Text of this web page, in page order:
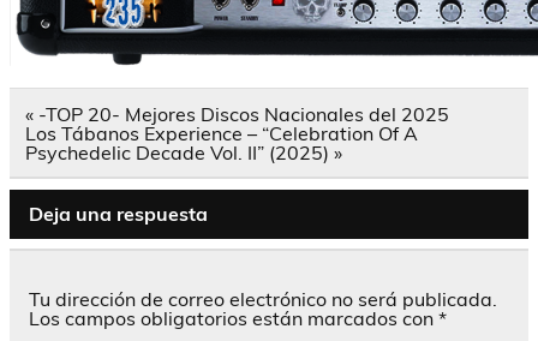
Navegación
de
entradas
« -TOP 20- Mejores Discos Nacionales del 2025
Los Tábanos Experience – “Celebration Of A
Psychedelic Decade Vol. II” (2025) »
Deja una respuesta
Tu dirección de correo electrónico no será publicada.
Los campos obligatorios están marcados con *